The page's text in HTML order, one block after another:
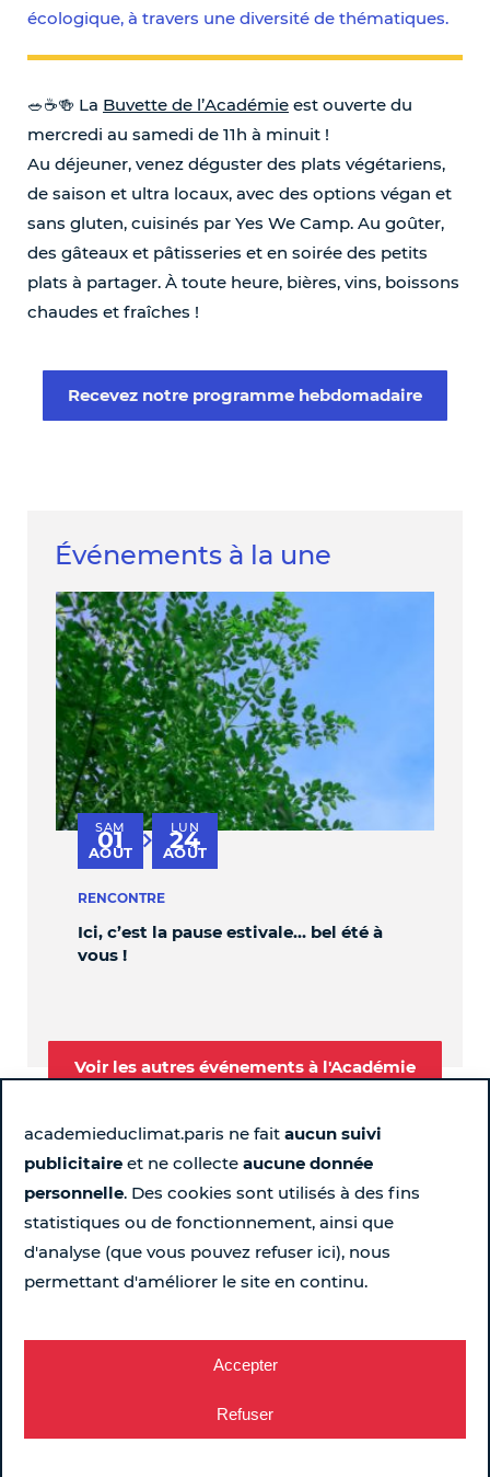
academieduclimat.paris ne fait aucun suivi
publicitaire et ne collecte aucune donnée
personnelle. Des cookies sont utilisés à des fins
statistiques ou de fonctionnement, ainsi que
d'analyse (que vous pouvez refuser ici), nous
permettant d'améliorer le site en continu.
Accepter
Refuser
écologique, à travers une diversité de thématiques.
🥗☕️🍻 La Buvette de l’Académie est ouverte du
mercredi au samedi de 11h à minuit !
Au déjeuner, venez déguster des plats végétariens,
de saison et ultra locaux, avec des options végan et
sans gluten, cuisinés par Yes We Camp. Au goûter,
des gâteaux et pâtisseries et en soirée des petits
plats à partager. À toute heure, bières, vins, boissons
chaudes et fraîches !
Recevez notre programme hebdomadaire
Événements à la une
SAM
01
AOÛT au
LUN
24
AOÛT
RENCONTRE
Ici, c’est la pause estivale… bel été à
vous !
Voir les autres événements à l'Académie
Suivez-nous
Page Instagram de l'Académie du Climat - Nouvelle
Page LinkedIn de l'Académie du Climat - Nouvelle
Page Facebook de l'Académie du Climat -
Chaîne YouTube de l'Académie du
Pour ne rien rater chaque semaine...